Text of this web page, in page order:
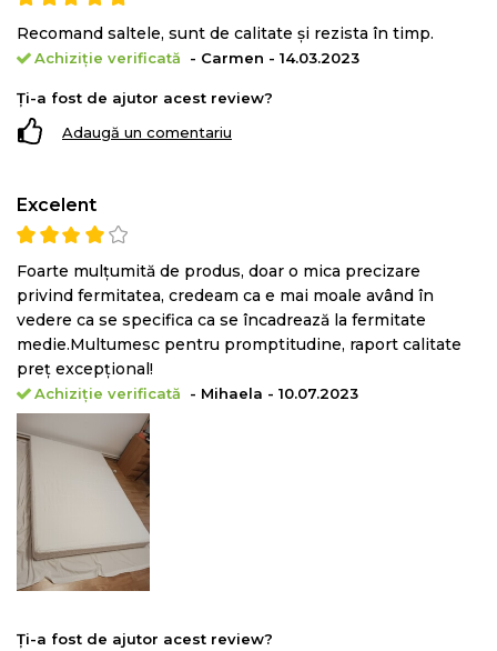
KONFORTA 20
fermitate medie, dar cuconfort si ergonomie
potrivite pentru corp
Poate fi folosita pe ambele parti, avand astfel o durata
de viata mai mare.
Salteaua
pentru toate pozitiile de dormit
Recomand saltele, sunt de calitate și rezista în timp.
Achiziție verificată - Carmen - 14.03.2023
Ți-a fost de ajutor acest review?
Adaugă un comentariu
Excelent
Foarte mulțumită de produs, doar o mica precizare
privind fermitatea, credeam ca e mai moale având în
vedere ca se specifica ca se încadrează la fermitate
medie.Multumesc pentru promptitudine, raport calitate
preț excepțional!
Achiziție verificată - Mihaela - 10.07.2023
Ți-a fost de ajutor acest review?